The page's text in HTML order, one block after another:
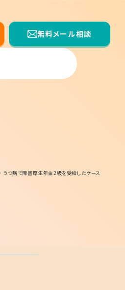
無料メール相談
うつ病で障害厚生年金2級を受給したケース